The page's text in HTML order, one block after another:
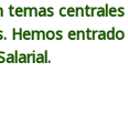
temas
Hemos entrado